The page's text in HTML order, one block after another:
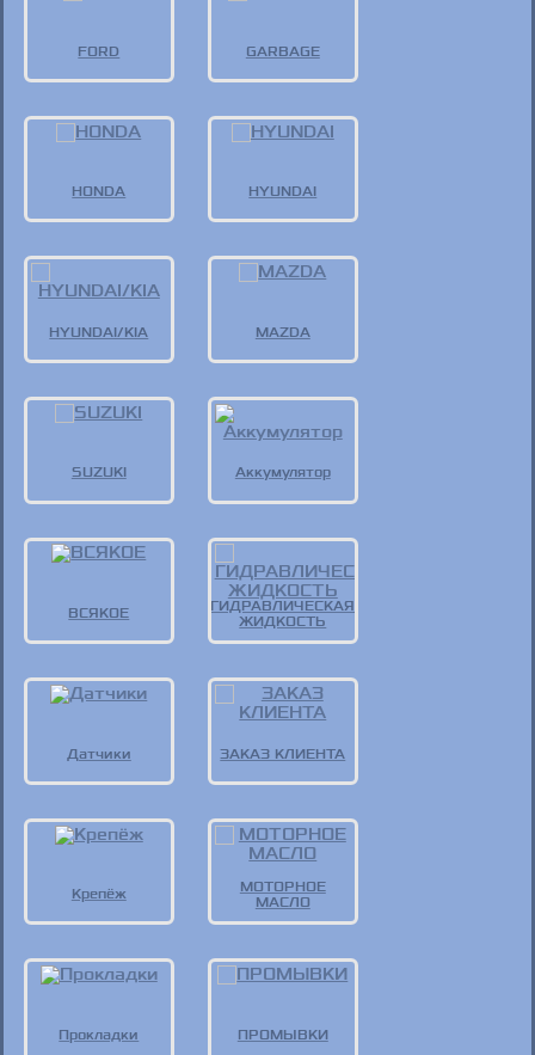
FORD GARBAGE
HONDA HYUNDAI
HYUNDAI/KIA MAZDA
SUZUKI Аккумулятор
ВСЯКОЕ
ГИДРАВЛИЧЕСКАЯ
ЖИДКОСТЬ
Датчики ЗАКАЗ КЛИЕНТА
Крепёж
МОТОРНОЕ
МАСЛО
Прокладки ПРОМЫВКИ